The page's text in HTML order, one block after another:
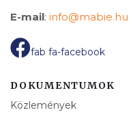
E-mail: info@mabie.hu
fab fa-facebook
DOKUMENTUMOK
Közlemények